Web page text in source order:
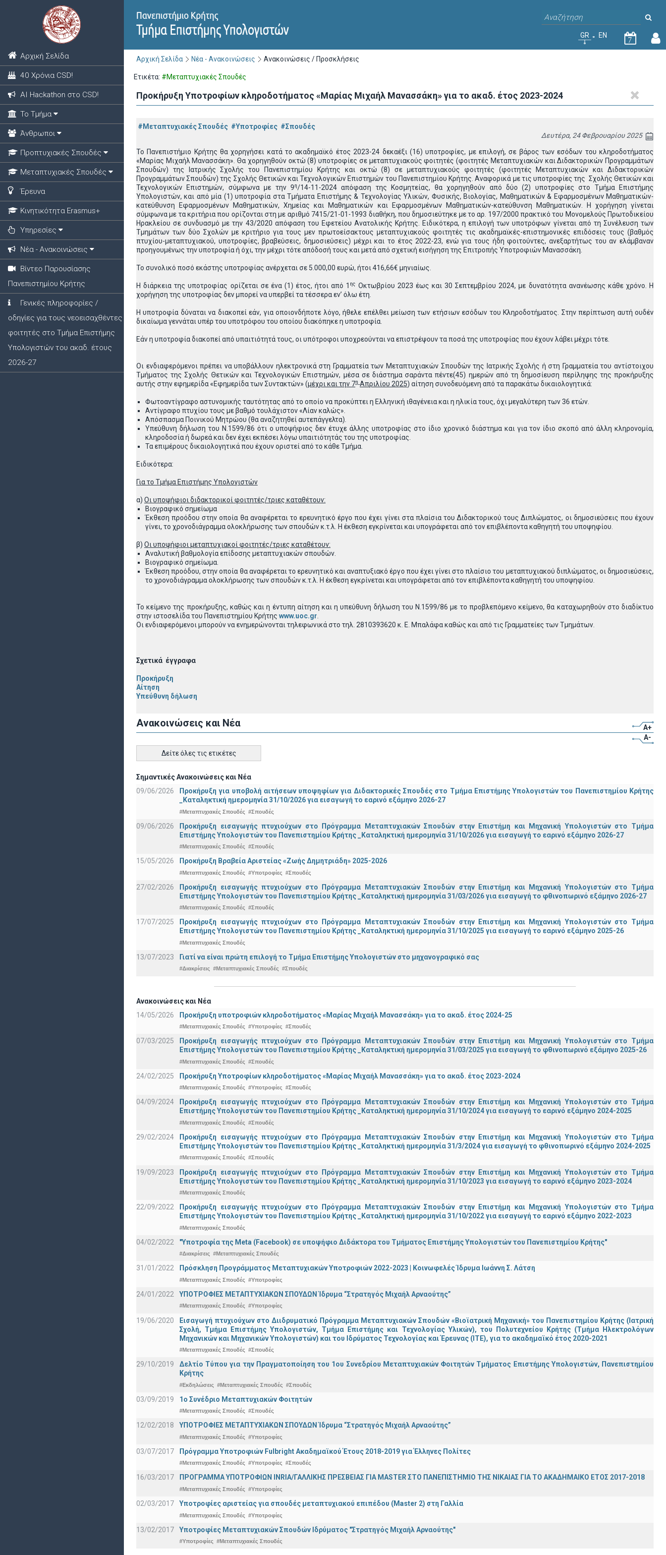
Αρχική Σελίδα
40 Χρόνια CSD!
ΑΙ Hackathon στο CSD!
Το Τμήμα
Άνθρωποι
Προπτυχιακές Σπουδές
Μεταπτυχιακές Σπουδές
Έρευνα
Κινητικότητα Erasmus+
Υπηρεσίες
Νέα - Ανακοινώσεις
Βίντεο Παρουσίασης
Πανεπιστημίου Κρήτης
Γενικές πληροφορίες /
οδηγίες για τους νεοεισαχθέντες
φοιτητές στο Τμήμα Επιστήμης
Υπολογιστών του ακαδ. έτους
2026-27
GR EN
7
Αρχική Σελίδα Νέα - Ανακοινώσεις Ανακοινώσεις / Προσκλήσεις
Ετικέτα: #Μεταπτυχιακές Σπουδές
Προκήρυξη Υποτροφίων κληροδοτήματος «Μαρίας Μιχαήλ Μανασσάκη» για το ακαδ. έτος 2023-2024
#Μεταπτυχιακές Σπουδές #Υποτροφίες #Σπουδές
Δευτέρα, 24 Φεβρουαρίου 2025
Το Πανεπιστήμιο Κρήτης θα χορηγήσει κατά το ακαδημαϊκό έτος 2023-24 δεκαέξι (16) υποτροφίες, με επιλογή, σε βάρος των εσόδων του κληροδοτήματος
«Μαρίας Μιχαήλ Μανασσάκη». Θα χορηγηθούν οκτώ (8) υποτροφίες σε μεταπτυχιακούς φοιτητές (φοιτητές Μεταπτυχιακών και Διδακτορικών Προγραμμάτων
Σπουδών) της Ιατρικής Σχολής του Πανεπιστημίου Κρήτης και οκτώ (8) σε μεταπτυχιακούς φοιτητές (φοιτητές Μεταπτυχιακών και Διδακτορικών
Προγραμμάτων Σπουδών) της Σχολής Θετικών και Τεχνολογικών Επιστημών του Πανεπιστημίου Κρήτης. Αναφορικά με τις υποτροφίες της Σχολής Θετικών και
Τεχνολογικών Επιστημών, σύμφωνα με την 9η/14-11-2024 απόφαση της Κοσμητείας, θα χορηγηθούν από δύο (2) υποτροφίες στο Τμήμα Επιστήμης
Υπολογιστών, και από μία (1) υποτροφία στα Τμήματα Επιστήμης & Τεχνολογίας Υλικών, Φυσικής, Βιολογίας, Μαθηματικών & Εφαρμοσμένων Μαθηματικών-
κατεύθυνση Εφαρμοσμένων Μαθηματικών, Χημείας και Μαθηματικών και Εφαρμοσμένων Μαθηματικών-κατεύθυνση Μαθηματικών. Η χορήγηση γίνεται
σύμφωνα με τα κριτήρια που ορίζονται στη με αριθμό 7415/21-01-1993 διαθήκη, που δημοσιεύτηκε με το αρ. 197/2000 πρακτικό του Μονομελούς Πρωτοδικείου
Ηρακλείου σε συνδυασμό με την 43/2020 απόφαση του Εφετείου Ανατολικής Κρήτης. Ειδικότερα, η επιλογή των υποτρόφων γίνεται από τη Συνέλευση των
Τμημάτων των δύο Σχολών με κριτήριο για τους μεν πρωτοείσακτους μεταπτυχιακούς φοιτητές τις ακαδημαϊκές-επιστημονικές επιδόσεις τους (βαθμός
πτυχίου-μεταπτυχιακού, υποτροφίες, βραβεύσεις, δημοσιεύσεις) μέχρι και το έτος 2022-23, ενώ για τους ήδη φοιτούντες, ανεξαρτήτως του αν ελάμβαναν
προηγουμένως την υποτροφία ή όχι, την μέχρι τότε απόδοσή τους και μετά από σχετική εισήγηση της Επιτροπής Υποτροφιών Μανασσάκη.
Το συνολικό ποσό εκάστης υποτροφίας ανέρχεται σε 5.000,00 ευρώ, ήτοι 416,66€ μηνιαίως.
Η διάρκεια της υποτροφίας ορίζεται σε ένα (1) έτος, ήτοι από 1 ης Οκτωβρίου 2023 έως και 30 Σεπτεμβρίου 2024, με δυνατότητα ανανέωσης κάθε χρόνο. Η
χορήγηση της υποτροφίας δεν μπορεί να υπερβεί τα τέσσερα εν’ όλω έτη.
Η υποτροφία δύναται να διακοπεί εάν, για οποιονδήποτε λόγο, ήθελε επέλθει μείωση των ετήσιων εσόδων του Κληροδοτήματος. Στην περίπτωση αυτή ουδέν
δικαίωμα γεννάται υπέρ του υποτρόφου του οποίου διακόπηκε η υποτροφία.
Εάν η υποτροφία διακοπεί από υπαιτιότητά τους, οι υπότροφοι υποχρεούνται να επιστρέψουν τα ποσά της υποτροφίας που έχουν λάβει μέχρι τότε.
Οι ενδιαφερόμενοι πρέπει να υποβάλλουν ηλεκτρονικά στη Γραμματεία των Μεταπτυχιακών Σπουδών της Ιατρικής Σχολής ή στη Γραμματεία του αντίστοιχου
Τμήματος της Σχολής Θετικών και Τεχνολογικών Επιστημών, μέσα σε διάστημα σαράντα πέντε(45) ημερών από τη δημοσίευση περίληψης της προκήρυξης
αυτής στην εφημερίδα «Εφημερίδα των Συντακτών» (μέχρι και την 7η Απριλίου 2025) αίτηση συνοδευόμενη από τα παρακάτω δικαιολογητικά:
Φωτοαντίγραφο αστυνομικής ταυτότητας από το οποίο να προκύπτει η Ελληνική ιθαγένεια και η ηλικία τους, όχι μεγαλύτερη των 36 ετών.
Αντίγραφο πτυχίου τους με βαθμό τουλάχιστον «Λίαν καλώς».
Απόσπασμα Ποινικού Μητρώου (θα αναζητηθεί αυτεπάγγελτα).
Υπεύθυνη δήλωση του Ν.1599/86 ότι ο υποψήφιος δεν έτυχε άλλης υποτροφίας στο ίδιο χρονικό διάστημα και για τον ίδιο σκοπό από άλλη κληρονομία,
κληροδοσία ή δωρεά και δεν έχει εκπέσει λόγω υπαιτιότητάς του της υποτροφίας.
Τα επιμέρους δικαιολογητικά που έχουν οριστεί από το κάθε Τμήμα.
Ειδικότερα:
Για το Τμήμα Επιστήμης Υπολογιστών
α) Οι υποψήφιοι διδακτορικοί φοιτητές/τριες καταθέτουν:
Βιογραφικό σημείωμα
Έκθεση προόδου στην οποία θα αναφέρεται το ερευνητικό έργο που έχει γίνει στα πλαίσια του Διδακτορικού τους Διπλώματος, οι δημοσιεύσεις που έχουν
γίνει, το χρονοδιάγραμμα ολοκλήρωσης των σπουδών κ.τ.λ. Η έκθεση εγκρίνεται και υπογράφεται από τον επιβλέποντα καθηγητή του υποψηφίου.
β) Οι υποψήφιοι μεταπτυχιακοί φοιτητές/τριες καταθέτουν:
Αναλυτική βαθμολογία επίδοσης μεταπτυχιακών σπουδών.
Βιογραφικό σημείωμα.
Έκθεση προόδου, στην οποία θα αναφέρεται το ερευνητικό και αναπτυξιακό έργο που έχει γίνει στο πλαίσιο του μεταπτυχιακού διπλώματος, οι δημοσιεύσεις,
το χρονοδιάγραμμα ολοκλήρωσης των σπουδών κ.τ.λ. Η έκθεση εγκρίνεται και υπογράφεται από τον επιβλέποντα καθηγητή του υποψηφίου.
Το κείμενο της προκήρυξης, καθώς και η έντυπη αίτηση και η υπεύθυνη δήλωση του Ν.1599/86 με το προβλεπόμενο κείμενο, θα καταχωρηθούν στο διαδίκτυο
στην ιστοσελίδα του Πανεπιστημίου Κρήτης www.uoc.gr
Οι ενδιαφερόμενοι μπορούν να ενημερώνονται τηλεφωνικά στο τηλ. 2810393620 κ. Ε. Μπαλάφα καθώς και από τις Γραμματείες των Τμημάτων.
Σχετικά έγγραφα
Προκήρυξη
Αίτηση
Υπεύθυνη δήλωση
Ανακοινώσεις και Νέα
A+
A-
Δείτε όλες τις ετικέτες
Σημαντικές Ανακοινώσεις και Νέα
09/06/2026
Προκήρυξη για υποβολή αιτήσεων υποψηφίων για Διδακτορικές Σπουδές στο Τμήμα Eπιστήμης Υπολογιστών του Πανεπιστημίου Κρήτης
_Καταληκτική ημερομηνία 31/10/2026 για εισαγωγή το εαρινό εξάμηνο 2026-27
#Μεταπτυχιακές Σπουδές #Σπουδές
09/06/2026
Προκήρυξη εισαγωγής πτυχιούχων στo Πρόγραμμα Μεταπτυχιακών Σπουδών στην Επιστήμη και Μηχανική Υπολογιστών στο Τμήμα
Eπιστήμης Υπολογιστών του Πανεπιστημίου Κρήτης _Καταληκτική ημερομηνία 31/10/2026 για εισαγωγή το εαρινό εξάμηνο 2026-27
#Μεταπτυχιακές Σπουδές #Σπουδές
15/05/2026 Προκήρυξη Βραβεία Αριστείας «Ζωής Δημητριάδη» 2025-2026
#Μεταπτυχιακές Σπουδές #Υποτροφίες #Σπουδές
27/02/2026
Προκήρυξη εισαγωγής πτυχιούχων στo Πρόγραμμα Μεταπτυχιακών Σπουδών στην Επιστήμη και Μηχανική Υπολογιστών στο Τμήμα
Eπιστήμης Υπολογιστών του Πανεπιστημίου Κρήτης _Καταληκτική ημερομηνία 31/03/2026 για εισαγωγή το φθινοπωρινό εξάμηνο 2026-27
#Μεταπτυχιακές Σπουδές #Σπουδές
17/07/2025
Προκήρυξη εισαγωγής πτυχιούχων στo Πρόγραμμα Μεταπτυχιακών Σπουδών στην Επιστήμη και Μηχανική Υπολογιστών στο Τμήμα
Eπιστήμης Υπολογιστών του Πανεπιστημίου Κρήτης _Καταληκτική ημερομηνία 31/10/2025 για εισαγωγή το εαρινό εξάμηνο 2025-26
#Μεταπτυχιακές Σπουδές
13/07/2023 Γιατί να είναι πρώτη επιλογή το Τμήμα Επιστήμης Υπολογιστών στο μηχανογραφικό σας
#Διακρίσεις #Μεταπτυχιακές Σπουδές #Σπουδές
Ανακοινώσεις και Νέα
14/05/2026
Προκήρυξη υποτροφιών κληροδοτήματος «Μαρίας Μιχαήλ Μανασσάκη» για το ακαδ. έτος 2024-25
#Μεταπτυχιακές Σπουδές #Υποτροφίες #Σπουδές
07/03/2025
Προκήρυξη εισαγωγής πτυχιούχων στo Πρόγραμμα Μεταπτυχιακών Σπουδών στην Επιστήμη και Μηχανική Υπολογιστών στο Τμήμα
Eπιστήμης Υπολογιστών του Πανεπιστημίου Κρήτης _Καταληκτική ημερομηνία 31/03/2025 για εισαγωγή το φθινοπωρινό εξάμηνο 2025-26
#Μεταπτυχιακές Σπουδές #Σπουδές
24/02/2025 Προκήρυξη Υποτροφίων κληροδοτήματος «Μαρίας Μιχαήλ Μανασσάκη» για το ακαδ. έτος 2023-2024
#Μεταπτυχιακές Σπουδές #Υποτροφίες #Σπουδές
04/09/2024
Προκήρυξη εισαγωγής πτυχιούχων στo Πρόγραμμα Μεταπτυχιακών Σπουδών στην Επιστήμη και Μηχανική Υπολογιστών στο Τμήμα
Eπιστήμης Υπολογιστών του Πανεπιστημίου Κρήτης _Καταληκτική ημερομηνία 31/10/2024 για εισαγωγή το εαρινό εξάμηνο 2024-2025
#Μεταπτυχιακές Σπουδές #Σπουδές
29/02/2024
Προκήρυξη εισαγωγής πτυχιούχων στo Πρόγραμμα Μεταπτυχιακών Σπουδών στην Επιστήμη και Μηχανική Υπολογιστών στο Τμήμα
Eπιστήμης Υπολογιστών του Πανεπιστημίου Κρήτης _Καταληκτική ημερομηνία 31/3/2024 για εισαγωγή το φθινοπωρινό εξάμηνο 2024-2025
#Μεταπτυχιακές Σπουδές #Σπουδές
19/09/2023
Προκήρυξη εισαγωγής πτυχιούχων στo Πρόγραμμα Μεταπτυχιακών Σπουδών στην Επιστήμη και Μηχανική Υπολογιστών στο Τμήμα
Eπιστήμης Υπολογιστών του Πανεπιστημίου Κρήτης _Καταληκτική ημερομηνία 31/10/2023 για εισαγωγή το εαρινό εξάμηνο 2023-2024
#Μεταπτυχιακές Σπουδές
22/09/2022
Προκήρυξη εισαγωγής πτυχιούχων στo Πρόγραμμα Μεταπτυχιακών Σπουδών στην Επιστήμη και Μηχανική Υπολογιστών στο Τμήμα
Eπιστήμης Υπολογιστών του Πανεπιστημίου Κρήτης _Καταληκτική ημερομηνία 31/10/2022 για εισαγωγή το εαρινό εξάμηνο 2022-2023
#Μεταπτυχιακές Σπουδές
04/02/2022 "Υποτροφία της Meta (Facebook) σε υποψήφιο Διδάκτορα του Τμήματος Επιστήμης Υπολογιστών του Πανεπιστημίου Κρήτης"
#Διακρίσεις #Μεταπτυχιακές Σπουδές
31/01/2022 Πρόσκληση Προγράμματος Μεταπτυχιακών Υποτροφιών 2022-2023 | Κοινωφελές Ίδρυμα Ιωάννη Σ. Λάτση
#Μεταπτυχιακές Σπουδές #Υποτροφίες
24/01/2022 ΥΠΟΤΡΟΦΙΕΣ ΜΕΤΑΠΤΥΧΙΑΚΩΝ ΣΠΟΥΔΩΝ Ίδρυμα “Στρατηγός Μιχαήλ Αρναούτης”
#Μεταπτυχιακές Σπουδές #Υποτροφίες
19/06/2020
Εισαγωγή πτυχιούχων στο Διιδρυματικό Πρόγραμμα Μεταπτυχιακών Σπουδών «Βιοϊατρική Μηχανική» του Πανεπιστημίου Κρήτης (Ιατρική
Σχολή, Τμήμα Επιστήμης Υπολογιστών, Τμήμα Επιστήμης και Τεχνολογίας Υλικών), του Πολυτεχνείου Κρήτης (Τμήμα Ηλεκτρολόγων
Μηχανικών και Μηχανικών Υπολογιστών) και του Ιδρύματος Τεχνολογίας και Έρευνας (ΙΤΕ), για το ακαδημαϊκό έτος 2020-2021
#Μεταπτυχιακές Σπουδές #Σπουδές
29/10/2019
Δελτίο Τύπου για την Πραγματοποίηση του 1ου Συνεδρίου Μεταπτυχιακών Φοιτητών Τμήματος Επιστήμης Υπολογιστών, Πανεπιστημίου
Κρήτης
#Εκδηλώσεις #Μεταπτυχιακές Σπουδές #Σπουδές
03/09/2019 1ο Συνέδριο Μεταπτυχιακών Φοιτητών
#Μεταπτυχιακές Σπουδές #Σπουδές
12/02/2018 ΥΠΟΤΡΟΦΙΕΣ ΜΕΤΑΠΤΥΧΙΑΚΩΝ ΣΠΟΥΔΩΝ Ίδρυμα “Στρατηγός Μιχαήλ Αρναούτης”
#Μεταπτυχιακές Σπουδές #Υποτροφίες
03/07/2017 Πρόγραμμα Υποτροφιών Fulbright Ακαδημαϊκού Έτους 2018-2019 για Έλληνες Πολίτες
#Μεταπτυχιακές Σπουδές #Υποτροφίες #Σπουδές
16/03/2017 ΠΡΟΓΡΑΜΜΑ ΥΠΟΤΡΟΦΙΩΝ INRIA/ΓΑΛΛΙΚΗΣ ΠΡΕΣΒΕΙΑΣ ΓΙΑ ΜASTER ΣΤΟ ΠΑΝΕΠΙΣΤΗΜΙΟ ΤΗΣ ΝΙΚΑΙΑΣ ΓΙΑ ΤΟ ΑΚΑΔΗΜΑΙΚΟ ΕΤΟΣ 2017-2018
#Μεταπτυχιακές Σπουδές #Υποτροφίες
02/03/2017 Υποτροφίες αριστείας για σπουδές μεταπτυχιακού επιπέδου (Master 2) στη Γαλλία
#Μεταπτυχιακές Σπουδές #Υποτροφίες
13/02/2017 Υποτροφίες Μεταπτυχιακών Σπουδών Ιδρύματος "Στρατηγός Μιχαήλ Αρναούτης"
#Υποτροφίες #Μεταπτυχιακές Σπουδές